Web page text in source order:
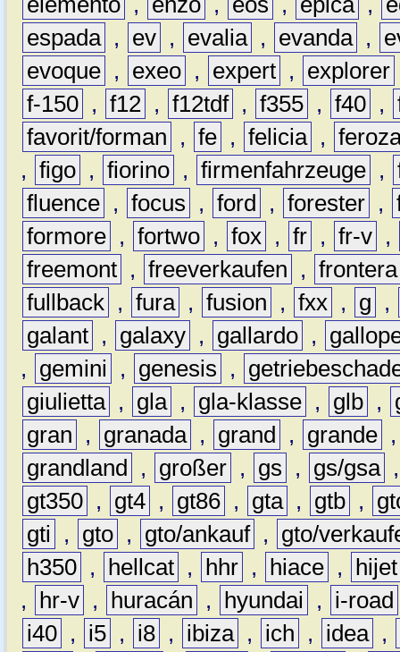
espada , ev , evalia , evanda ,
evoque , exeo , expert , explorer
f-150 , f12 , f12tdf , f355 , f40 ,
favorit/forman
, fe , felicia ,
, figo , fiorino , firmenfahrzeuge ,
fluence , focus , ford , forester ,
formore , fortwo , fox , fr , fr-v ,
freemont , freeverkaufen , frontera
fullback , fura , fusion , fxx , g
,
galant , galaxy , gallardo ,
,
gemini , genesis ,
giulietta , gla , gla-klasse , glb ,
gran
, granada , grand , grande
grandland
, großer , gs , gs/gsa
gt350 , gt4 , gt86 , gta , gtb ,
gti
, gto , gto/ankauf ,
gto/
h350 , hellcat , hhr , hiace ,
hijet
,
hr-v , huracán , hyundai ,
i-road
i40 , i5 , i8 , ibiza , ich , idea ,